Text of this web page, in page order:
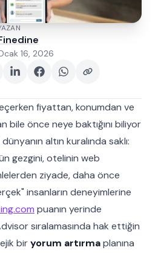
16, 2026
fiyattan, konumdan ve
bile önce neye baktığını biliyor
altın kuralında saklı:
gezgini, otelinin web
ziyade, daha önce
insanların deneyimlerine
puanın yerinde
sıralamasında hak ettiğin
biryorum artırmaplanına